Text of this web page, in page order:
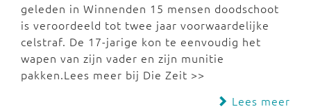
geleden in Winnenden 15 mensen doodschoot
is veroordeeld tot twee jaar voorwaardelijke
celstraf. De 17-jarige kon te eenvoudig het
wapen van zijn vader en zijn munitie
pakken.Lees meer bij Die Zeit >>
Lees meer